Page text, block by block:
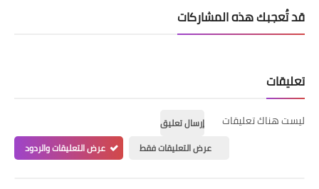
قد تُعجبك هذه المشاركات
تعليقات
ليست هناك تعليقات
إرسال تعليق
عرض التعليقات فقط
عرض التعليقات والردود